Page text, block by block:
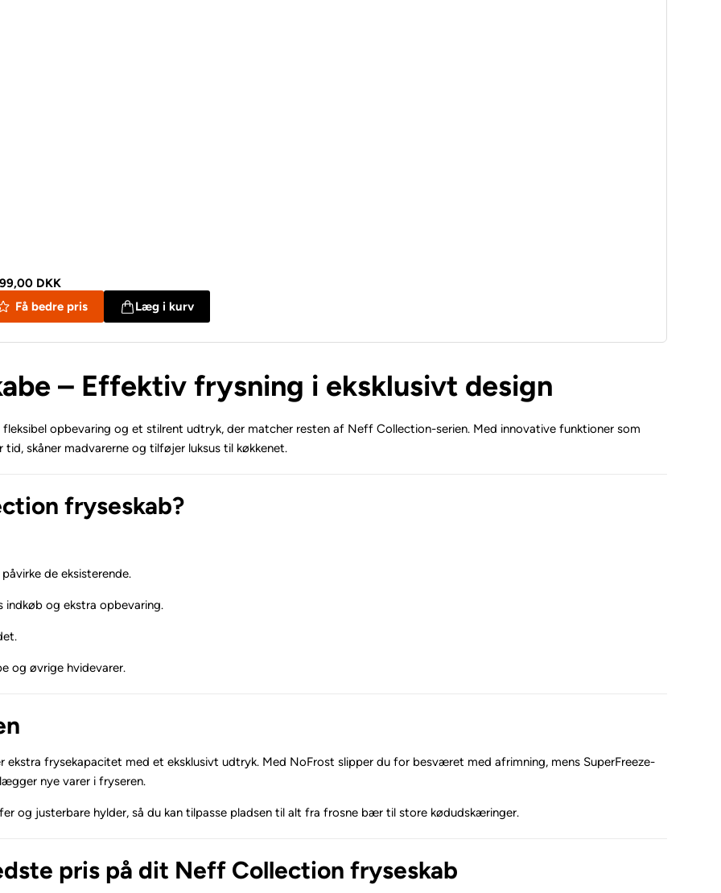
DKK
Få bedre pris
Læg i kurv
– Effektiv frysning i eksklusivt design
opbevaring og et stilrent udtryk, der matcher resten af Neff Collection-serien. Med innovative funktioner som
skåner madvarerne og tilføjer luksus til køkkenet.
fryseskab?
de eksisterende.
indkøb og ekstra opbevaring.
og øvrige hvidevarer.
ekstra frysekapacitet med et eksklusivt udtryk. Med NoFrost slipper du for besværet med afrimning, mens SuperFreeze-
nye varer i fryseren.
og justerbare hylder, så du kan tilpasse pladsen til alt fra frosne bær til store kødudskæringer.
pris på dit Neff Collection fryseskab